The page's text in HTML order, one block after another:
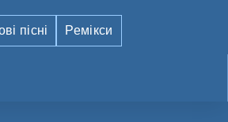
пісні Ремікси